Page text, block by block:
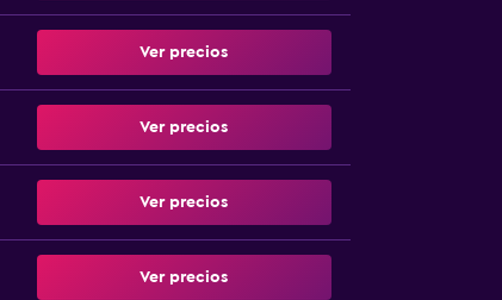
Ver precios
Ver precios
Ver precios
Ver precios